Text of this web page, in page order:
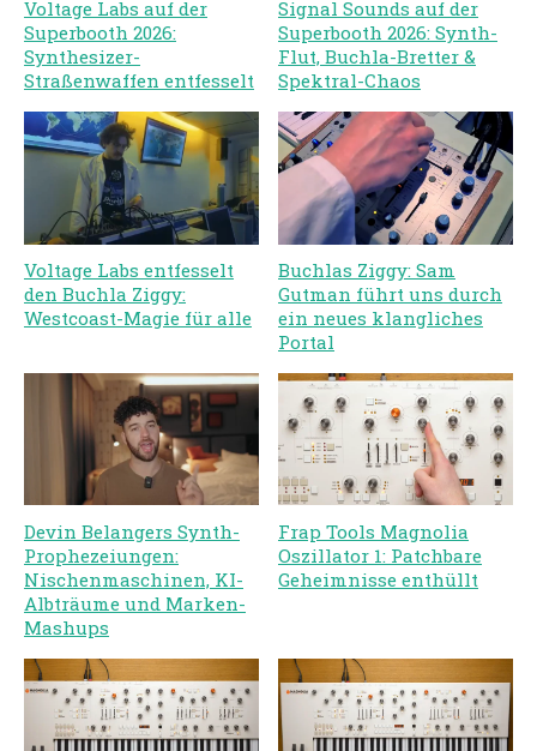
Voltage Labs auf der
Superbooth 2026:
Synthesizer-
Straßenwaffen entfesselt
Signal Sounds auf der
Superbooth 2026: Synth-
Flut, Buchla-Bretter &
Spektral-Chaos
Voltage Labs entfesselt
den Buchla Ziggy:
Westcoast-Magie für alle
Buchlas Ziggy: Sam
Gutman führt uns durch
ein neues klangliches
Portal
Devin Belangers Synth-
Prophezeiungen:
Nischenmaschinen, KI-
Albträume und Marken-
Mashups
Frap Tools Magnolia
Oszillator 1: Patchbare
Geheimnisse enthüllt